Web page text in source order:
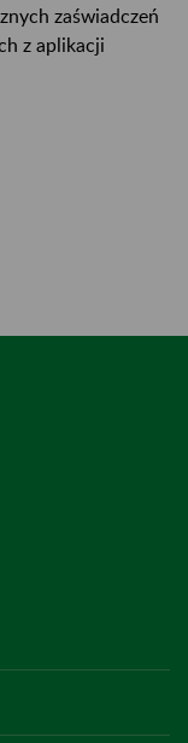
zaświadczeń
z aplikacji